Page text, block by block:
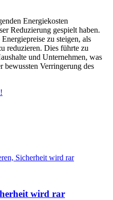
Energiekosten
Reduzierung gespielt haben.
zu steigen, als
reduzieren. Dies führte zu
und Unternehmen, was
bewussten Verringerung des
Sicherheit wird rar
wird rar